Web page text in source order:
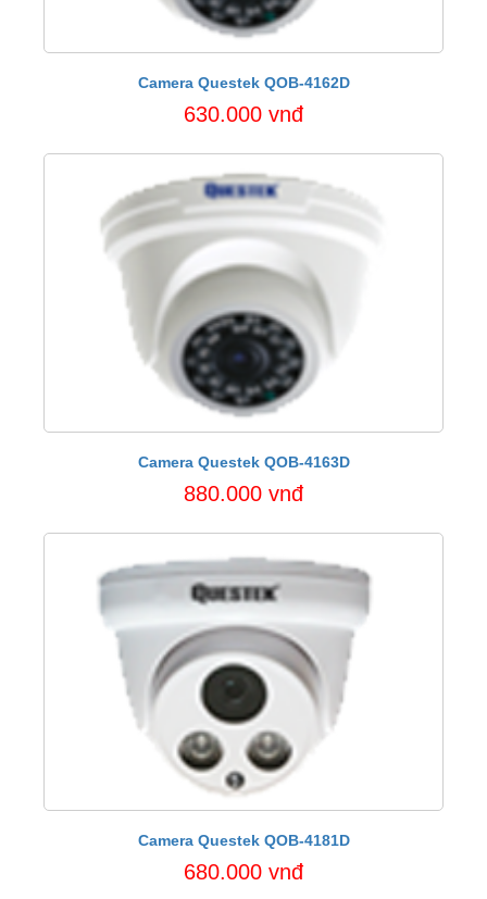
Camera Questek QOB-4162D
630.000 vnđ
Camera Questek QOB-4163D
880.000 vnđ
Camera Questek QOB-4181D
680.000 vnđ